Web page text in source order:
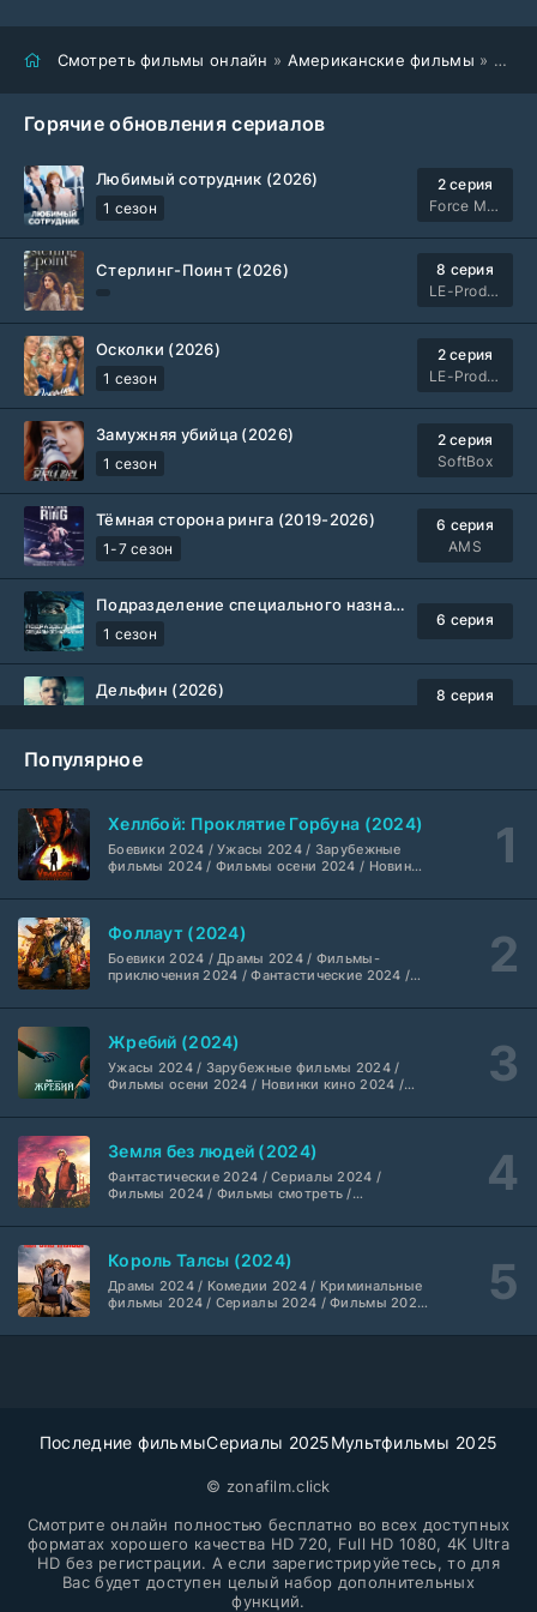
Смотреть фильмы онлайн » Американские фильмы » Смурфики в кино (2025)
Горячие обновления сериалов
Любимый сотрудник (2026)
1 сезон
2 серия
Force Media
Стерлинг-Поинт (2026)
8 серия
LE-Production
Осколки (2026)
1 сезон
2 серия
LE-Production
Замужняя убийца (2026)
1 сезон
2 серия
SoftBox
Тёмная сторона ринга (2019-2026)
1-7 сезон
6 серия
AMS
Подразделение специального назначения (2026)
1 сезон
6 серия
Дельфин (2026)
8 серия
Шугар (2026)
Укрытие (2026)
1-3 сезон
5 серия
HDrezka Studio
Мыс страха (2026)
1 сезон
Dragon Money Studio
Библиотекари: Следующая глава (2026)
1-2 сезон
2 серия
1 сезон
Дубляж HDrezka St.
Анна медиум (2021-2026)
1-5 сезон
2 серия
Страна боев (2026)
Рыцарь Семи Королевств (2026)
1 сезон
6 серия
Syncmer
Популярное
Хеллбой: Проклятие Горбуна (2024)
Боевики 2024 / Ужасы 2024 / Зарубежные
фильмы 2024 / Фильмы осени 2024 / Новинки
2024 / Американские фильмы / Фильмы
высоким рейтингом / Интересные фильмы /
Крутые фильмы / Популярные фильмы
Фоллаут (2024)
Боевики 2024 / Драмы 2024 / Фильмы-
приключения 2024 / Фантастические 2024 /
смотреть / Сериалы в 4K UHD / Американские
Жребий (2024)
Ужасы 2024 / Зарубежные фильмы 2024 /
Фильмы осени 2024 / Новинки кино 2024 /
Американские фильмы / Фильмы смотреть /
фильмы / Крутые фильмы / Популярные
фильмы
Земля без людей (2024)
Фантастические 2024 / Сериалы 2024 /
Фильмы 2024 / Фильмы смотреть /
Король Талсы (2024)
Драмы 2024 / Комедии 2024 / Криминальные
фильмы 2024 / Сериалы 2024 / Фильмы 2024
Последние фильмыСериалы 2025Мультфильмы 2025
© zonafilm.click
Смотрите онлайн полностью бесплатно во всех доступных
форматах хорошего качества HD 720, Full HD 1080, 4K Ultra
HD без регистрации. А если зарегистрируйетесь, то для
Вас будет доступен целый набор дополнительных
функций.